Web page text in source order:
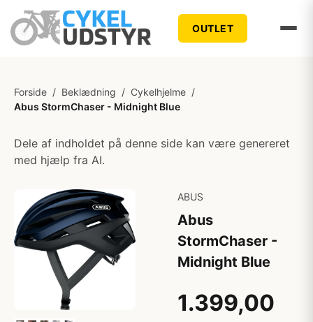
OUTLET
Forside / Beklædning / Cykelhjelme /
Abus StormChaser - Midnight Blue
Dele af indholdet på denne side kan være genereret
med hjælp fra AI.
ABUS
Abus
StormChaser -
Midnight Blue
1.399,00